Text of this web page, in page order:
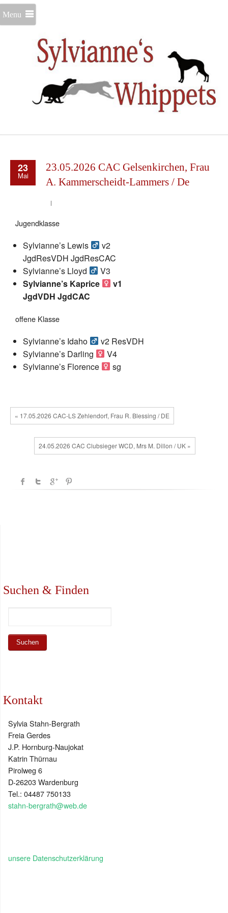
Menu
23
Mai
23.05.2026 CAC Gelsenkirchen, Frau
A. Kammerscheidt-Lammers / De
Jugendklasse
Sylvianne’s Lewis
v2
JgdResVDH JgdResCAC
Sylvianne’s Lloyd
V3
Sylvianne’s Kaprice
v1
JgdVDH JgdCAC
offene Klasse
Sylvianne’s Idaho
v2 ResVDH
Sylvianne’s Darling
V4
Sylvianne’s Florence
sg
« 17.05.2026 CAC-LS Zehlendorf, Frau R. Blessing / DE
24.05.2026 CAC Clubsieger WCD, Mrs M. Dillon / UK »
Suchen & Finden
Kontakt
Sylvia Stahn-Bergrath
Freia Gerdes
J.P. Hornburg-Naujokat
Katrin Thürnau
Pirolweg 6
D-26203 Wardenburg
Tel.: 04487 750133
stahn-bergrath@web.de
unsere Datenschutzerklärung